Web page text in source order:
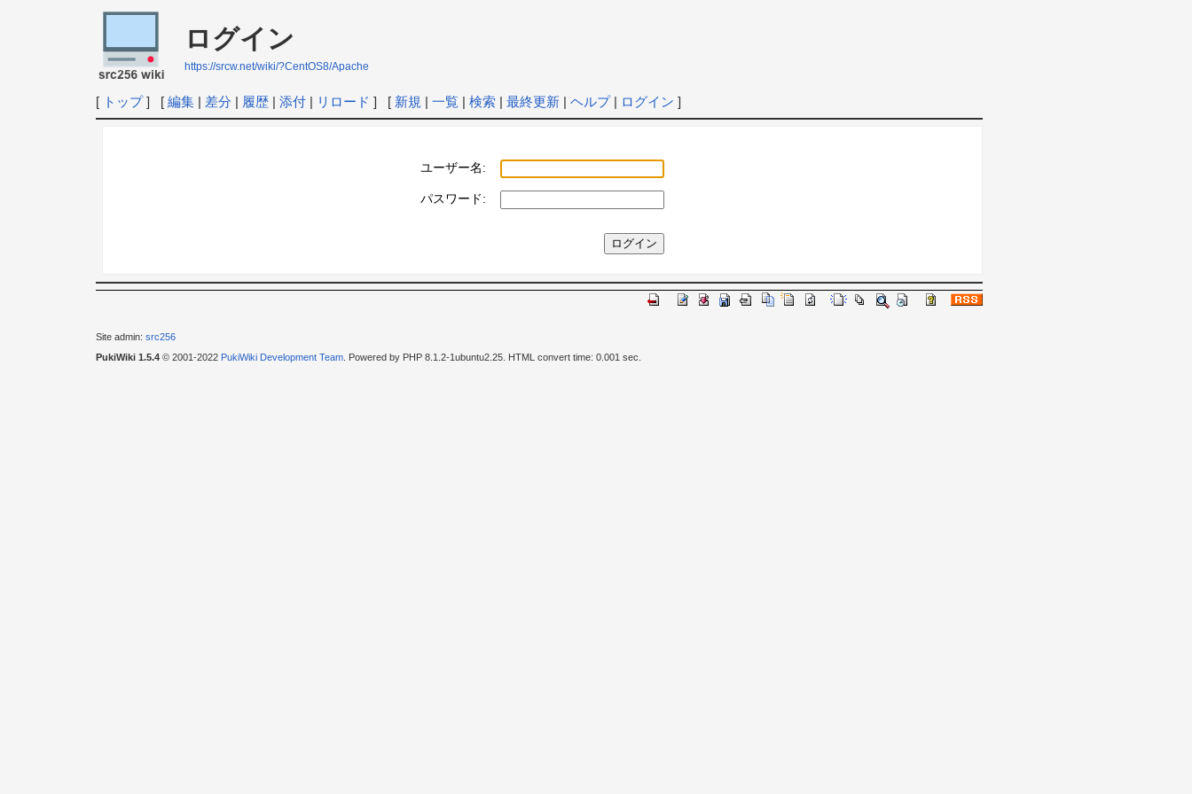
ログイン
https://srcw.net/wiki/?CentOS8/Apache
[ トップ] [ 編集| 差分 | 履歴| 添付| リロード ] [ 新規 | 一覧| 検索| 最終更新| ヘルプ| ログイン ]
ユーザー名:
パスワード:
Site admin: src256
PukiWiki 1.5.4© 2001-2022 PukiWiki Development Team. Powered by PHP 8.1.2-1ubuntu2.25. HTML convert time: 0.001 sec.